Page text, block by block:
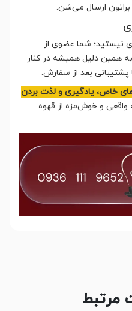
ارسال می‌شن.
نیستید؛ شما عضوی از
همین دلیل همیشه در کنار
پشتیبانی بعد از سفارش.
خاص، یادگیری و لذت بردن
واقعی و خوش‌مزه از قهوه
مرتبط